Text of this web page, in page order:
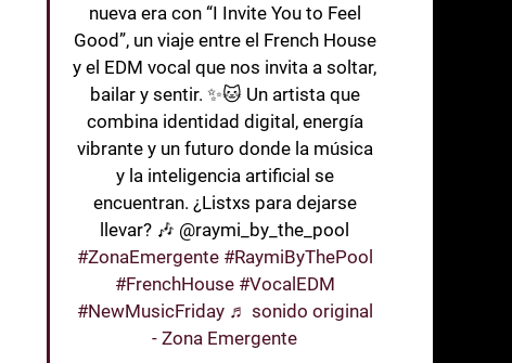
nueva era con “I Invite You to Feel
Good”, un viaje entre el French House
y el EDM vocal que nos invita a soltar,
bailar y sentir. ✨🐱 Un artista que
combina identidad digital, energía
vibrante y un futuro donde la música
y la inteligencia artificial se
encuentran. ¿Listxs para dejarse
llevar? 🎶 @raymi_by_the_pool
#ZonaEmergente #RaymiByThePool
#FrenchHouse #VocalEDM
#NewMusicFriday ♬ sonido original
- Zona Emergente